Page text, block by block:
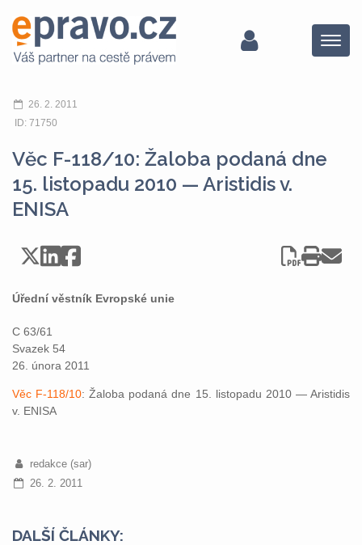
Menu
26. 2. 2011
ID: 71750
Věc F-118/10: Žaloba podaná dne
15. listopadu 2010 — Aristidis v.
ENISA
Úřední věstník Evropské unie
C 63/61
Svazek 54
26. února 2011
Věc F-118/10: Žaloba podaná dne 15. listopadu 2010 — Aristidis
v. ENISA
redakce (sar)
26. 2. 2011
DALŠÍ ČLÁNKY: